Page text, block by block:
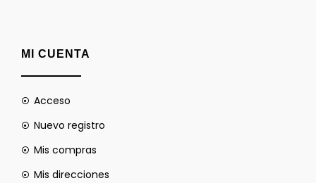
MI CUENTA
Acceso
Nuevo registro
Mis compras
Mis direcciones